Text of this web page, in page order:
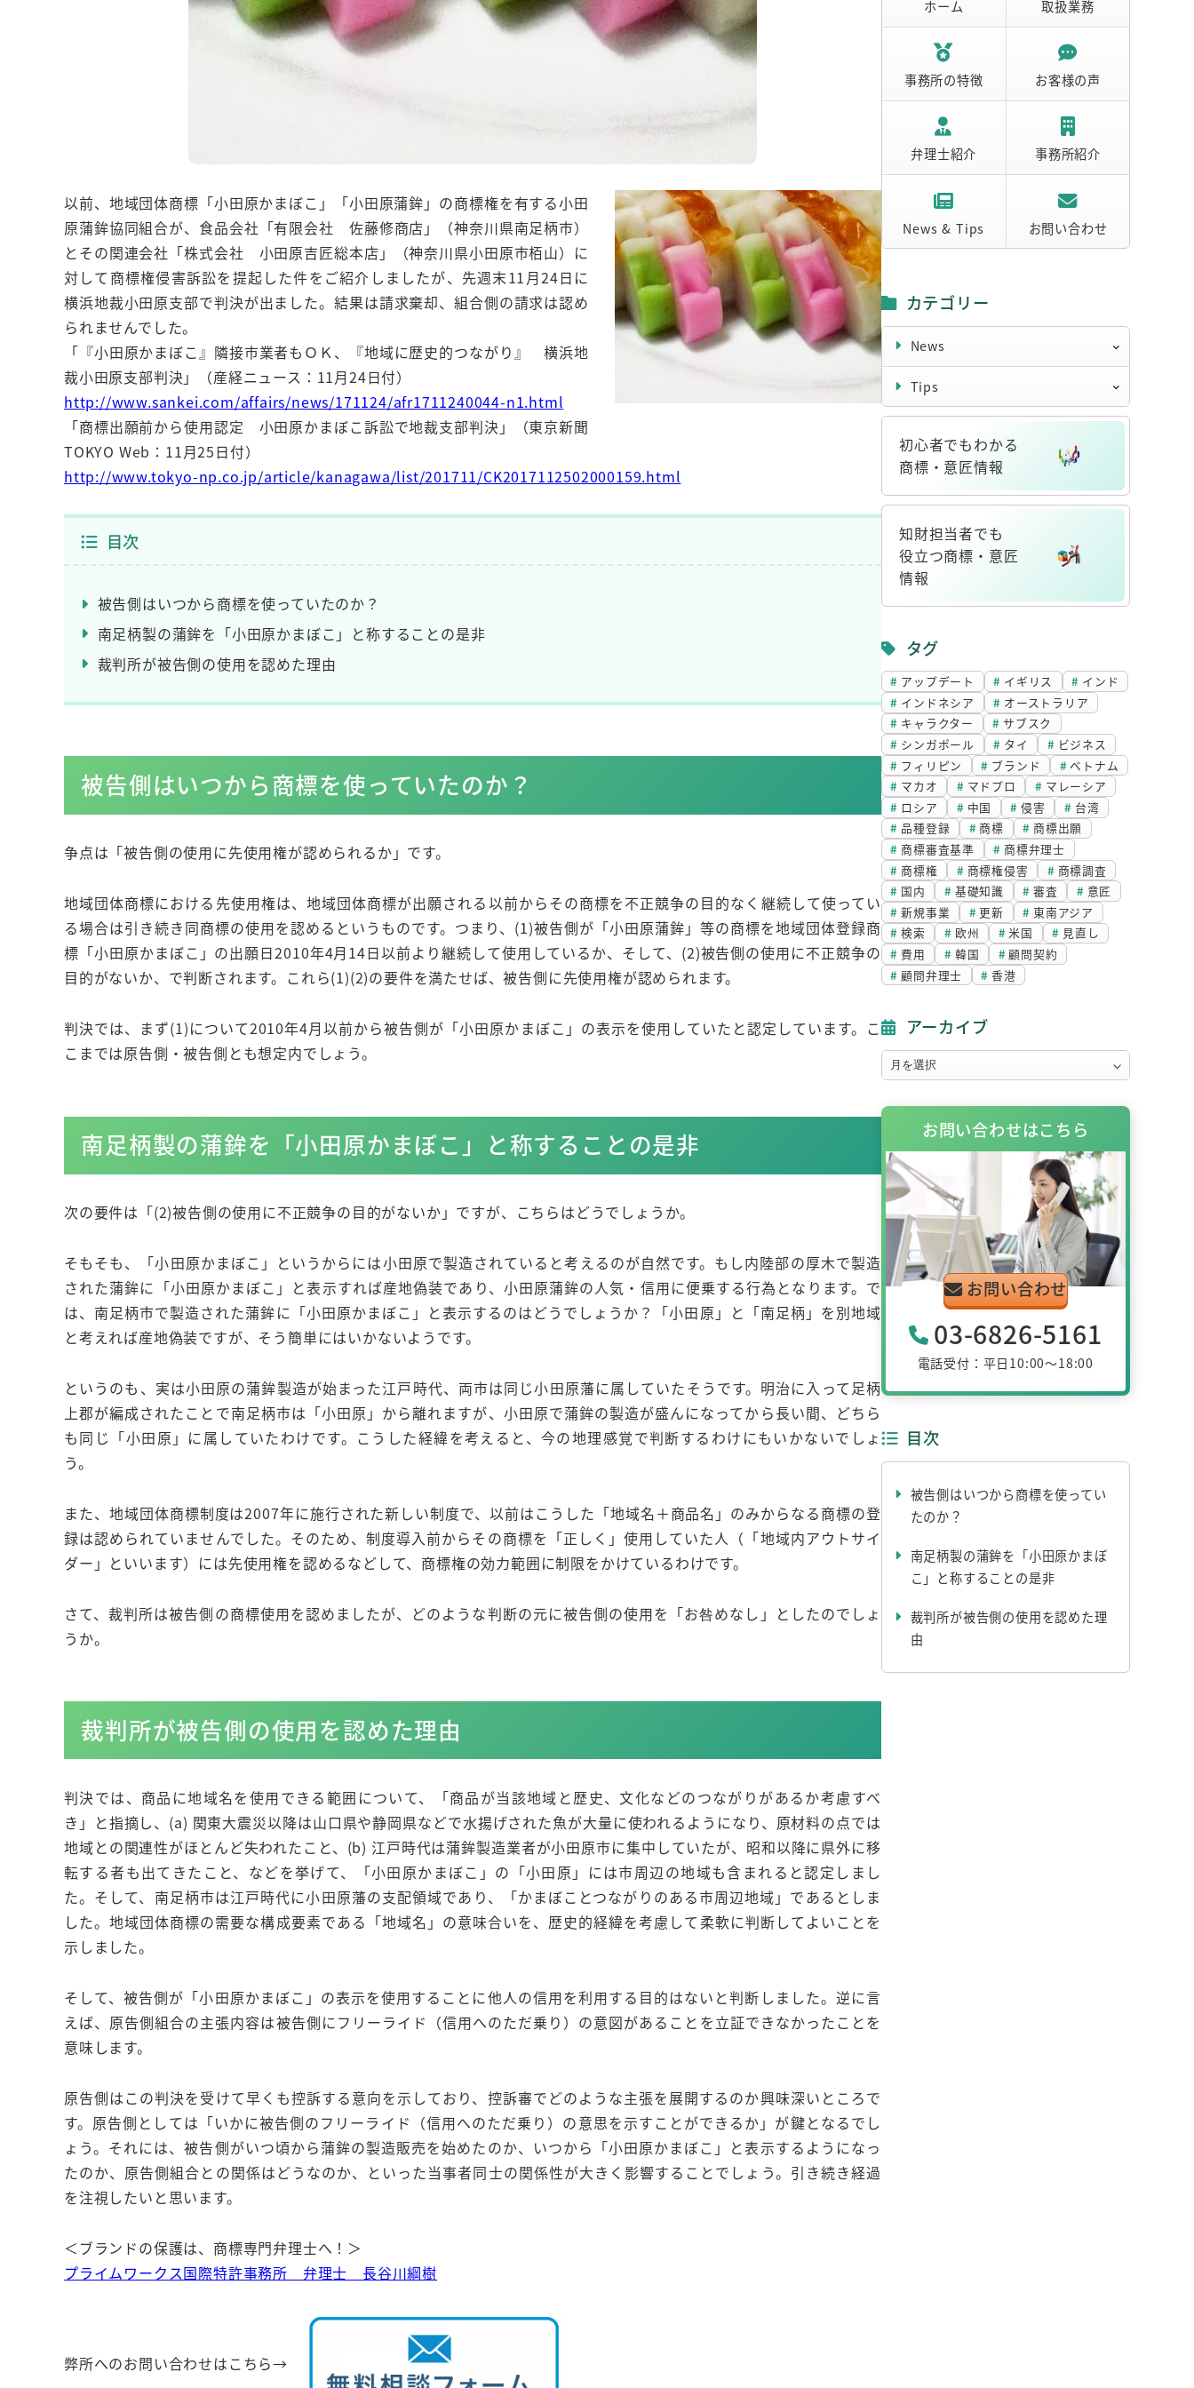
以前、地域団体商標「小田原かまぼこ」「小田原蒲鉾」の商標権を有する小田
原蒲鉾協同組合が、食品会社「有限会社 佐藤修商店」（神奈川県南足柄市）
とその関連会社「株式会社 小田原吉匠総本店」（神奈川県小田原市栢山）に
対して商標権侵害訴訟を提起した件をご紹介しましたが、先週末11月24日に
横浜地裁小田原支部で判決が出ました。結果は請求棄却、組合側の請求は認め
られませんでした。
「『小田原かまぼこ』隣接市業者もＯＫ、『地域に歴史的つながり』 横浜地
裁小田原支部判決」（産経ニュース：11月24日付）
http://www.sankei.com/affairs/news/171124/afr1711240044-n1.html
「商標出願前から使用認定 小田原かまぼこ訴訟で地裁支部判決」（東京新聞
TOKYO Web：11月25日付）
http://www.tokyo-np.co.jp/article/kanagawa/list/201711/CK2017112502000159.html
目次
被告側はいつから商標を使っていたのか？
南足柄製の蒲鉾を「小田原かまぼこ」と称することの是非
裁判所が被告側の使用を認めた理由
被告側はいつから商標を使っていたのか？
争点は「被告側の使用に先使用権が認められるか」です。
地域団体商標における先使用権は、地域団体商標が出願される以前からその商標を不正競争の目的なく継続して使ってい
る場合は引き続き同商標の使用を認めるというものです。つまり、(1)被告側が「小田原蒲鉾」等の商標を地域団体登録商
標「小田原かまぼこ」の出願日2010年4月14日以前より継続して使用しているか、そして、(2)被告側の使用に不正競争の
目的がないか、で判断されます。これら(1)(2)の要件を満たせば、被告側に先使用権が認められます。
判決では、まず(1)について2010年4月以前から被告側が「小田原かまぼこ」の表示を使用していたと認定しています。こ
こまでは原告側・被告側とも想定内でしょう。
南足柄製の蒲鉾を「小田原かまぼこ」と称することの是非
次の要件は「(2)被告側の使用に不正競争の目的がないか」ですが、こちらはどうでしょうか。
そもそも、「小田原かまぼこ」というからには小田原で製造されていると考えるのが自然です。もし内陸部の厚木で製造
された蒲鉾に「小田原かまぼこ」と表示すれば産地偽装であり、小田原蒲鉾の人気・信用に便乗する行為となります。で
は、南足柄市で製造された蒲鉾に「小田原かまぼこ」と表示するのはどうでしょうか？「小田原」と「南足柄」を別地域
と考えれば産地偽装ですが、そう簡単にはいかないようです。
というのも、実は小田原の蒲鉾製造が始まった江戸時代、両市は同じ小田原藩に属していたそうです。明治に入って足柄
上郡が編成されたことで南足柄市は「小田原」から離れますが、小田原で蒲鉾の製造が盛んになってから長い間、どちら
も同じ「小田原」に属していたわけです。こうした経緯を考えると、今の地理感覚で判断するわけにもいかないでしょ
う。
また、地域団体商標制度は2007年に施行された新しい制度で、以前はこうした「地域名＋商品名」のみからなる商標の登
録は認められていませんでした。そのため、制度導入前からその商標を「正しく」使用していた人（「地域内アウトサイ
ダー」といいます）には先使用権を認めるなどして、商標権の効力範囲に制限をかけているわけです。
さて、裁判所は被告側の商標使用を認めましたが、どのような判断の元に被告側の使用を「お咎めなし」としたのでしょ
うか。
裁判所が被告側の使用を認めた理由
判決では、商品に地域名を使用できる範囲について、「商品が当該地域と歴史、文化などのつながりがあるか考慮すべ
き」と指摘し、(a) 関東大震災以降は山口県や静岡県などで水揚げされた魚が大量に使われるようになり、原材料の点では
地域との関連性がほとんど失われたこと、(b) 江戸時代は蒲鉾製造業者が小田原市に集中していたが、昭和以降に県外に移
転する者も出てきたこと、などを挙げて、「小田原かまぼこ」の「小田原」には市周辺の地域も含まれると認定しまし
た。そして、南足柄市は江戸時代に小田原藩の支配領域であり、「かまぼことつながりのある市周辺地域」であるとしま
した。地域団体商標の需要な構成要素である「地域名」の意味合いを、歴史的経緯を考慮して柔軟に判断してよいことを
示しました。
そして、被告側が「小田原かまぼこ」の表示を使用することに他人の信用を利用する目的はないと判断しました。逆に言
えば、原告側組合の主張内容は被告側にフリーライド（信用へのただ乗り）の意図があることを立証できなかったことを
意味します。
原告側はこの判決を受けて早くも控訴する意向を示しており、控訴審でどのような主張を展開するのか興味深いところで
す。原告側としては「いかに被告側のフリーライド（信用へのただ乗り）の意思を示すことができるか」が鍵となるでし
ょう。それには、被告側がいつ頃から蒲鉾の製造販売を始めたのか、いつから「小田原かまぼこ」と表示するようになっ
たのか、原告側組合との関係はどうなのか、といった当事者同士の関係性が大きく影響することでしょう。引き続き経過
を注視したいと思います。
＜ブランドの保護は、商標専門弁理士へ！＞
プライムワークス国際特許事務所 弁理士 長谷川綱樹
弊所へのお問い合わせはこちら→
ホーム 取扱業務
事務所の特徴 お客様の声
弁理士紹介 事務所紹介
News & Tips お問い合わせ
カテゴリー
News
Tips
初心者でもわかる
商標・意匠情報
リ
知財担当者でも
役立つ商標・意匠
情報
ン
ク
タグ
アップデート イギリス
インド
インドネシア
オーストラリア
キャラクター
サブスク
シンガポール
タイ
ビジネス
フィリピン
ブランド
ベトナム
マカオ
マドプロ
マレーシア
ロシア
中国 侵害
台湾
品種登録
商標
商標出願
商標審査基準
商標弁理士
商標権
商標権侵害
商標調査
国内
基礎知識 審査
意匠
新規事業
更新
東南アジア
検索
欧州 米国
見直し
費用
韓国
顧問契約
顧問弁理士
香港
アーカイブ
ア
ー
カ
ブ
お問い合わせはこちら
お問い合わせ
03-6826-5161
電話受付：平日10:00～18:00
目次
被告側はいつから商標を使ってい
たのか？
南足柄製の蒲鉾を「小田原かまぼ
こ」と称することの是非
裁判所が被告側の使用を認めた理
由